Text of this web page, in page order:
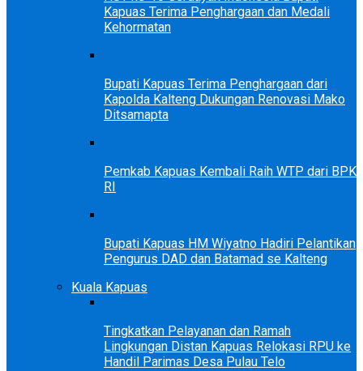
Kapuas Terima Penghargaan dan Medali
Kehormatan
Bupati Kapuas Terima Penghargaan dari
Kapolda Kalteng Dukungan Renovasi Mako
Ditsamapta
Pemkab Kapuas Kembali Raih WTP dari BPK
RI
Bupati Kapuas HM Wiyatno Hadiri Pelantikan
Pengurus DAD dan Batamad se Kalteng
Kuala Kapuas
Tingkatkan Pelayanan dan Ramah
Lingkungan Distan Kapuas Relokasi RPU ke
Handil Parimas Desa Pulau Telo